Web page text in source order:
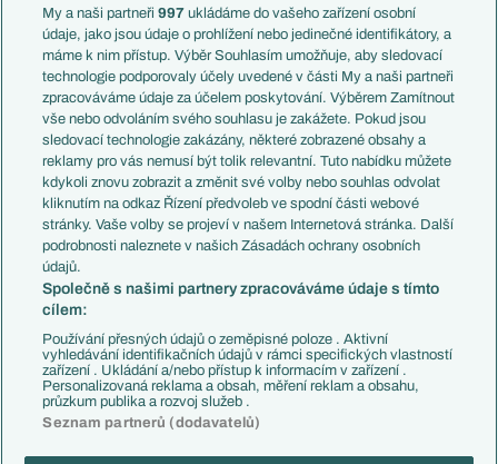
Témata
Představení týmů MS
EuroSkauting
PL v kostce
Evropské koeficienty
Přestupy
Přestupové spekulace
Zranění
Kluby
Arsenal FC
Chelsea FC
Manchester United
AC Milán
Juventus FC
Bayern Mnichov
FC Barcelona
Real Madrid
Francie
Itálie
Německo
Španělsko
Argentina
Brazílie
Přestupy
Zápasy
Livescore
Tipovací soutěž
My a naši partneři997 ukládáme do vašeho zařízení osobní
údaje, jako jsou údaje o prohlížení nebo jedinečné identifikátory, a
máme k nim přístup. Výběr Souhlasím umožňuje, aby sledovací
technologie podporovaly účely uvedené v části My a naši partneři
zpracováváme údaje za účelem poskytování. Výběrem Zamítnout
vše nebo odvoláním svého souhlasu je zakážete. Pokud jsou
sledovací technologie zakázány, některé zobrazené obsahy a
reklamy pro vás nemusí být tolik relevantní. Tuto nabídku můžete
kdykoli znovu zobrazit a změnit své volby nebo souhlas odvolat
kliknutím na odkaz Řízení předvoleb ve spodní části webové
stránky. Vaše volby se projeví v našem Internetová stránka. Další
podrobnosti naleznete v našich Zásadách ochrany osobních
údajů.
Společně s našimi partnery zpracováváme údaje s tímto
cílem:
Používání přesných údajů o zeměpisné poloze . Aktivní
vyhledávání identifikačních údajů v rámci specifických vlastností
zařízení . Ukládání a/nebo přístup k informacím v zařízení .
Personalizovaná reklama a obsah, měření reklam a obsahu,
průzkum publika a rozvoj služeb .
Seznam partnerů (dodavatelů)